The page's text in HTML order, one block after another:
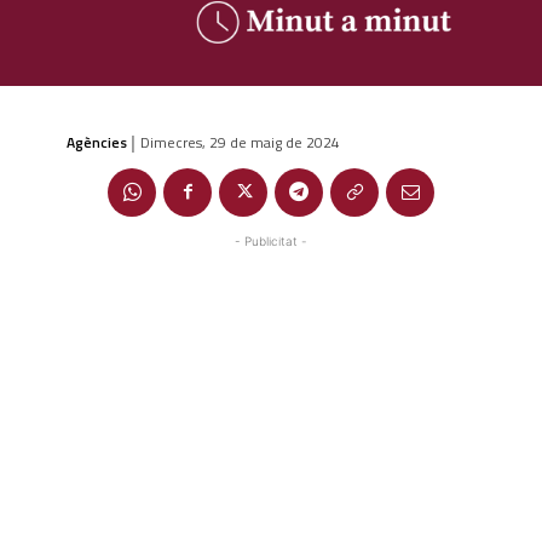
Agències | Dimecres, 29 de maig de 2024
- Publicitat -